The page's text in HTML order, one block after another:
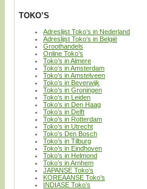
TOKO’S
Adreslijst Toko’s in Nederland
Adreslijst Toko’s in België
Groothandels
Online Toko’s
Toko’s in Almere
Toko’s in Amsterdam
Toko’s in Amstelveen
Toko’s in Beverwijk
Toko’s in Groningen
Toko’s in Leiden
Toko’s in Den Haag
Toko’s in Delft
Toko’s in Rotterdam
Toko’s in Utrecht
Toko’s Den Bosch
Toko’s in Tilburg
Toko’s in Eindhoven
Toko’s in Helmond
Toko’s in Arnhem
JAPANSE Toko’s
KOREAANSE Toko’s
INDIASE Toko’s